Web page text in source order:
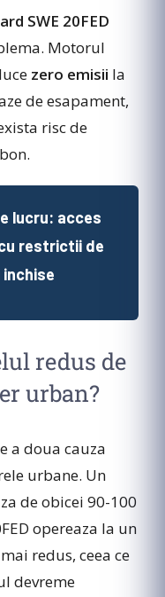
SWE 20FED
Motorul
zero emisii la
de esapament,
risc de
lucru: acces
restrictii de
redus de
urban?
a doua cauza
urbane. Un
de obicei 90-100
opereaza la un
redus, ceea ce
devreme